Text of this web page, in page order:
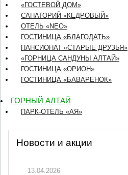
«ГОСТЕВОЙ ДОМ»
CАНАТОРИЙ «КЕДРОВЫЙ»
ОТЕЛЬ «NEO»
ГОСТИНИЦА «БЛАГОДАТЬ»
ПАНСИОНАТ «СТАРЫЕ ДРУЗЬЯ»
«ГОРНИЦА САНДУНЫ АЛТАЙ»
ГОСТИНИЦА «ОРИОН»
ГОСТИНИЦА «БАВАРЕНОК»
ГОРНЫЙ АЛТАЙ
ПАРК-ОТЕЛЬ «АЯ»
Новости и акции
13.04.2026